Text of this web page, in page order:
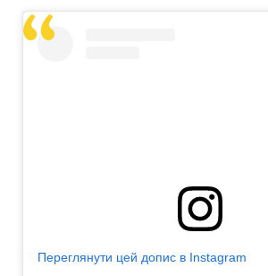
Переглянути цей допис в Instagram